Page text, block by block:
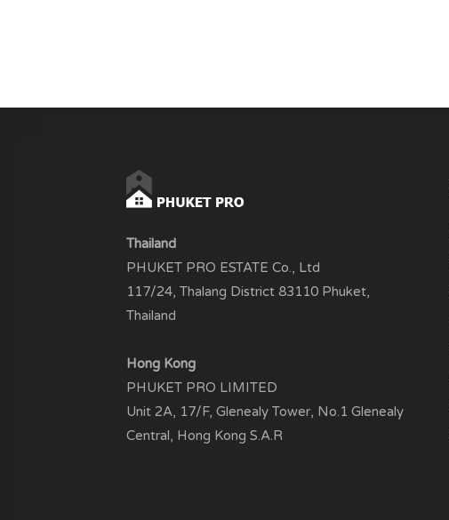
Thailand
PHUKET PRO ESTATE Co., Ltd
117/24, Thalang District 83110 Phuket,
Thailand
Hong Kong
PHUKET PRO LIMITED
Unit 2A, 17/F, Glenealy Tower, No.1 Glenealy
Central, Hong Kong S.A.R